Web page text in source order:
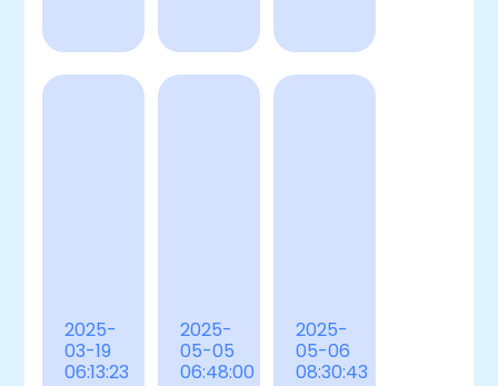
2025-
03-19
06:13:23
2025-
05-05
06:48:00
2025-
05-06
08:30:43